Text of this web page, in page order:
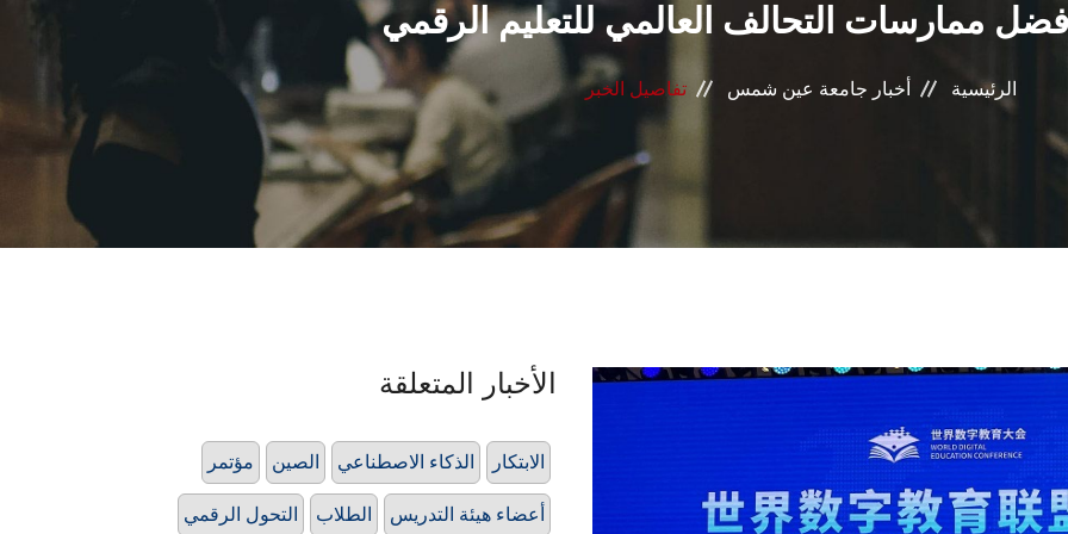
ممارسات التحالف العالمي للتعليم الرقمي
الرئيسية أخبار جامعة عين شمس تفاصيل الخبر
الأخبار المتعلقة
مؤتمر الصين الذكاء الاصطناعي الابتكار
التحول الرقمي الطلاب أعضاء هيئة التدريس